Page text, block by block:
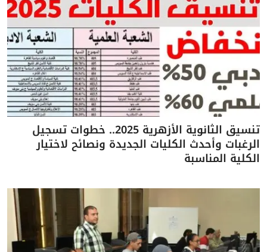
تنسيق الثانوية الأزهرية 2025.. خطوات تسجيل
الرغبات وأحدث الكليات الجديدة ونصائح لاختيار
الكلية المناسبة